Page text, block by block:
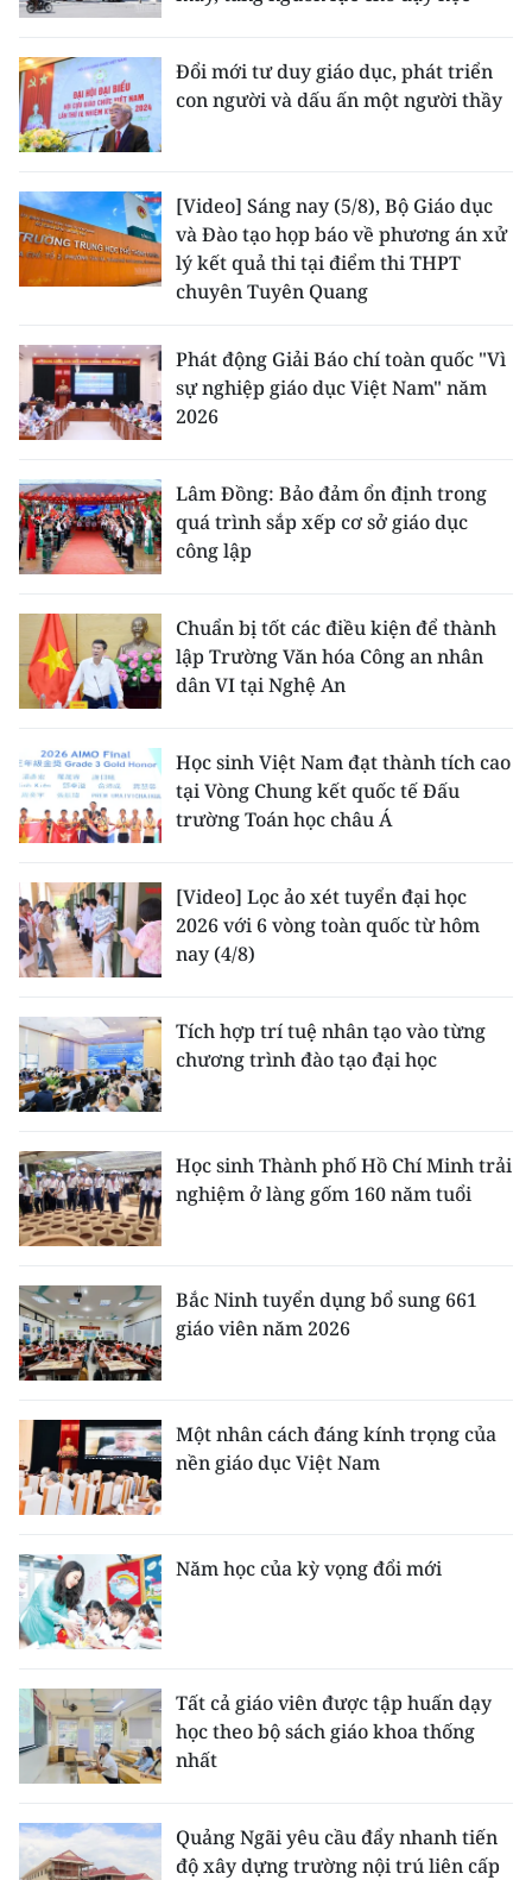
Đổi mới tư duy giáo dục, phát triển
con người và dấu ấn một người thầy
[Video] Sáng nay (5/8), Bộ Giáo dục
và Đào tạo họp báo về phương án xử
lý kết quả thi tại điểm thi THPT
chuyên Tuyên Quang
Phát động Giải Báo chí toàn quốc "Vì
sự nghiệp giáo dục Việt Nam" năm
2026
Lâm Đồng: Bảo đảm ổn định trong
quá trình sắp xếp cơ sở giáo dục
công lập
Chuẩn bị tốt các điều kiện để thành
lập Trường Văn hóa Công an nhân
dân VI tại Nghệ An
Học sinh Việt Nam đạt thành tích cao
tại Vòng Chung kết quốc tế Đấu
trường Toán học châu Á
[Video] Lọc ảo xét tuyển đại học
2026 với 6 vòng toàn quốc từ hôm
nay (4/8)
Tích hợp trí tuệ nhân tạo vào từng
chương trình đào tạo đại học
Học sinh Thành phố Hồ Chí Minh trải
nghiệm ở làng gốm 160 năm tuổi
Bắc Ninh tuyển dụng bổ sung 661
giáo viên năm 2026
Một nhân cách đáng kính trọng của
nền giáo dục Việt Nam
Năm học của kỳ vọng đổi mới
Tất cả giáo viên được tập huấn dạy
học theo bộ sách giáo khoa thống
nhất
Quảng Ngãi yêu cầu đẩy nhanh tiến
độ xây dựng trường nội trú liên cấp